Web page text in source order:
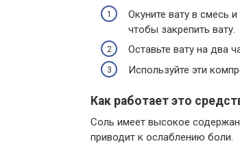
Окуните вату в смесь
чтобы закрепить вату.
Оставьте вату на два
Используйте эти
Как работает это
Соль имеет высокое
приводит к ослаблению боли.